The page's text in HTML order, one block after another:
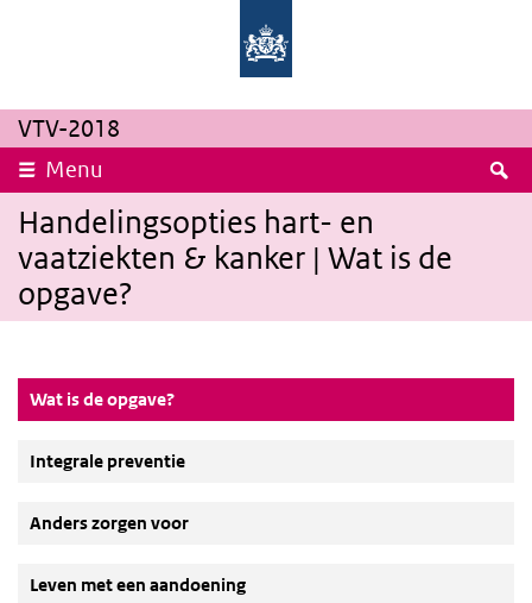
Overslaan en naar de inhoud gaan
VTV-2018
Menu
Handelingsopties hart- en
vaatziekten & kanker | Wat is de
opgave?
Wat is de opgave?(Actieve knop)
Integrale preventie
Anders zorgen voor
Leven met een aandoening